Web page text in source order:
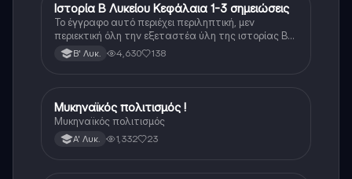
Ιστορία
Ιστορία Β Λυκείου Κεφάλαια 1-3 σημειώσεις
Το έγγραφο αυτό περιέχει περιληπτική, μεν
περιεκτική όλη την εξεταστέα ύλη της ιστορίας Β
λυκείου για τα πρώτα 3 Κεφάλαια, δηλαδή την
μισή ύλη. Το έγγραφο έχει γραφτεί με προσοχή και
Β' Λυκ. 4,630 138
Ιστορία
Μυκηναϊκός πολιτισμός !
Μυκηναϊκός πολιτισμός
Α' Λυκ. 1,332 23